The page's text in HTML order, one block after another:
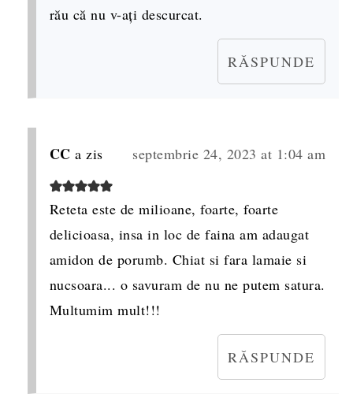
rău că nu v-ați descurcat.
RĂSPUNDE
CC a zis septembrie 24, 2023 at 1:04 am
Reteta este de milioane, foarte, foarte
delicioasa, insa in loc de faina am adaugat
amidon de porumb. Chiat si fara lamaie si
nucsoara... o savuram de nu ne putem satura.
Multumim mult!!!
RĂSPUNDE